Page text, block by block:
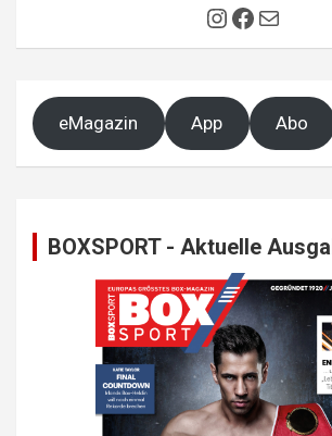
Instagram
Facebook
E-Mail
eMagazin App Abo
BOXSPORT - Aktuelle